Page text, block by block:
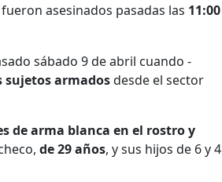
asesinados pasadas las 11:00
sábado 9 de abril cuando -
sujetos armadosdesde el sector
de arma blanca en el rostro y
de 29 años, y sus hijos de 6 y 4